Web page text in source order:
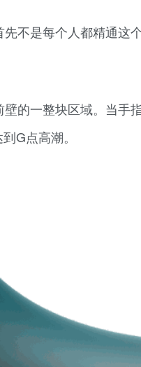
不是每个人都精通这
的一整块区域。当手
G点高潮。